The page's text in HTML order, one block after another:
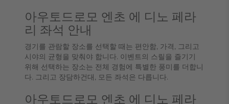
아우토드로모 엔초 에 디노 페라
리 좌석 안내
경기를 관람할 장소를 선택할 때는 편안함, 가격, 그리고
시야의 균형을 맞춰야 합니다. 이벤트의 스릴을 즐기기
위해 선택하는 장소는 전체 경험에 특별한 풍미를 더합니
다. 그리고 장담하건대, 모든 좌석은 다릅니다.
아우토드로모 엔초 에 디노 페라